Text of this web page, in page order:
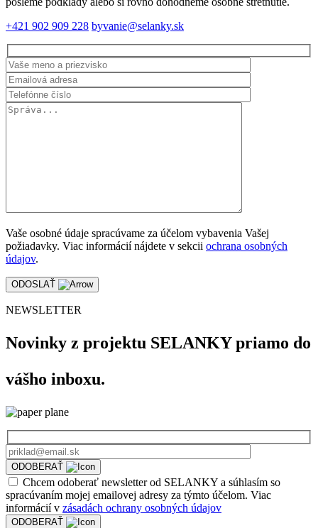
+421 902 909 228 byvanie@selanky.sk
Vaše osobné údaje spracúvame za účelom vybavenia Vašej
požiadavky. Viac informácií nájdete v sekcii ochrana osobných
údajov.
ODOSLAŤ
NEWSLETTER
Novinky z projektu SELANKY priamo do
vášho inboxu.
ODOBERAŤ
Chcem odoberať newsletter od SELANKY a súhlasím so
spracúvaním mojej emailovej adresy za týmto účelom. Viac
informácií v zásadách ochrany osobných údajov
ODOBERAŤ